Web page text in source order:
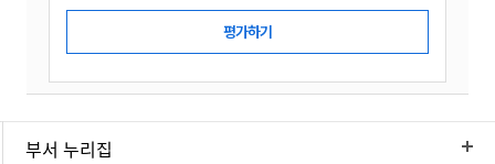
부서 누리집